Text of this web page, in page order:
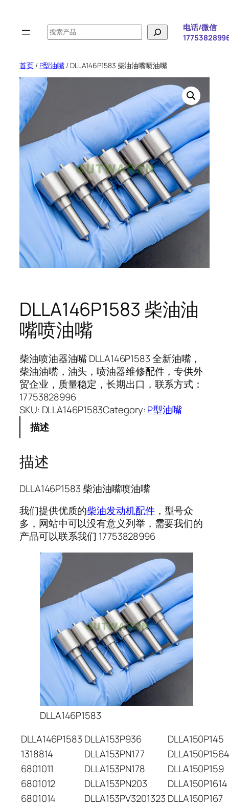
搜
索
电话/微信
首页/ P型油嘴 / DLLA146P1583 柴油油嘴喷油嘴
DLLA146P1583 柴油油
嘴喷油嘴
柴油喷油器油嘴 DLLA146P1583 全新油嘴，
柴油油嘴，油头，喷油器维修配件，专供外
贸企业，质量稳定，长期出口，联系方式：
17753828996
SKU: DLLA146P1583Category:P型油嘴
描述
描述
DLLA146P1583 柴油油嘴喷油嘴
我们提供优质的柴油发动机配件，型号众
多，网站中可以没有意义列举，需要我们的
产品可以联系我们 17753828996
DLLA146P1583
DLLA146P1583 DLLA153P936
DLLA150P145
1318814
DLLA153PN177
6801011
DLLA153PN178
DLLA150P159
6801012
DLLA153PN203
DLLA150P1614
6801014
DLLA153PV3201323 DLLA150P167